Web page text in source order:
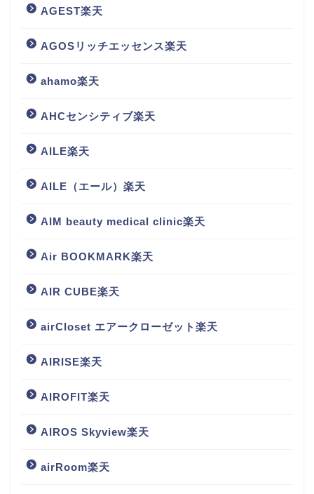
AGEST楽天
AGOSリッチエッセンス楽天
ahamo楽天
AHCセンシティブ楽天
AILE楽天
AILE（エール）楽天
AIM beauty medical clinic楽天
Air BOOKMARK楽天
AIR CUBE楽天
airCloset エアークローゼット楽天
AIRISE楽天
AIROFIT楽天
AIROS Skyview楽天
airRoom楽天